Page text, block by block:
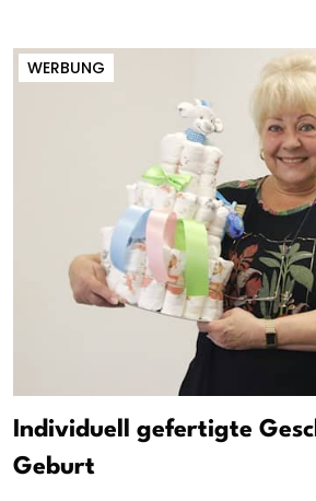
WERBUNG
Individuell gefertigte
Geburt